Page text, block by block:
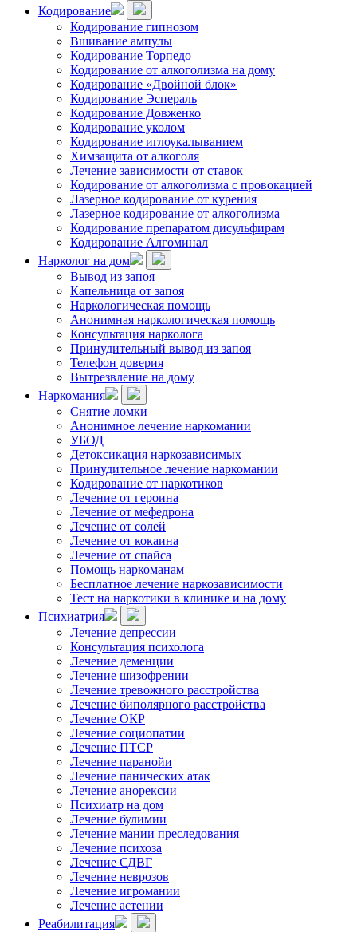
Кодирование
Кодирование гипнозом
Вшивание ампулы
Кодирование Торпедо
Кодирование от алкоголизма на дому
Кодирование «Двойной блок»
Кодирование Эспераль
Кодирование Довженко
Кодирование уколом
Кодирование иглоукалыванием
Химзащита от алкоголя
Лечение зависимости от ставок
Кодирование от алкоголизма с провокацией
Лазерное кодирование от курения
Лазерное кодирование от алкоголизма
Кодирование препаратом дисульфирам
Кодирование Алгоминал
Нарколог на дом
Вывод из запоя
Капельница от запоя
Наркологическая помощь
Анонимная наркологическая помощь
Консультация нарколога
Принудительный вывод из запоя
Телефон доверия
Вытрезвление на дому
Наркомания
Снятие ломки
Анонимное лечение наркомании
УБОД
Детоксикация наркозависимых
Принудительное лечение наркомании
Кодирование от наркотиков
Лечение от героина
Лечение от мефедрона
Лечение от солей
Лечение от кокаина
Лечение от спайса
Помощь наркоманам
Бесплатное лечение наркозависимости
Тест на наркотики в клинике и на дому
Психиатрия
Лечение депрессии
Консультация психолога
Лечение деменции
Лечение шизофрении
Лечение тревожного расстройства
Лечение биполярного расстройства
Лечение ОКР
Лечение социопатии
Лечение ПТСР
Лечение паранойи
Лечение панических атак
Лечение анорексии
Психиатр на дом
Лечение булимии
Лечение мании преследования
Лечение психоза
Лечение СДВГ
Лечение неврозов
Лечение игромании
Лечение астении
Реабилитация